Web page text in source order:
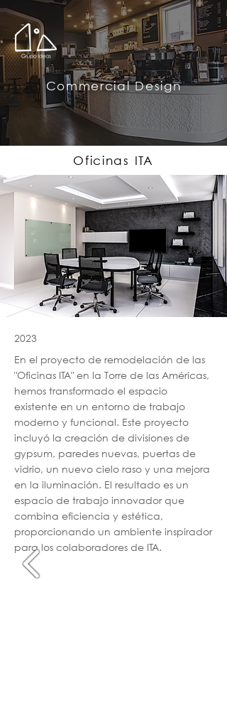
Commercial Design
Oficinas ITA
2023
En el proyecto de remodelación de las
"Oficinas ITA" en la Torre de las Américas,
hemos transformado el espacio
existente en un entorno de trabajo
moderno y funcional. Este proyecto
incluyó la creación de divisiones de
gypsum, paredes nuevas, puertas de
vidrio, un nuevo cielo raso y una mejora
en la iluminación. El resultado es un
espacio de trabajo innovador que
combina eficiencia y estética,
proporcionando un ambiente inspirador
para los colaboradores de ITA.